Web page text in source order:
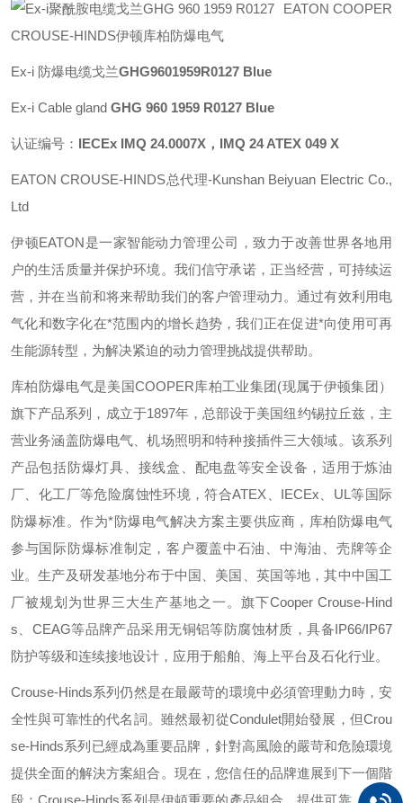
EATON COOPER
CROUSE-HINDS伊顿库柏防爆电气
Ex-i 防爆电缆戈兰GHG9601959R0127 Blue
Ex-i Cable gland GHG 960 1959 R0127 Blue
认证编号： IECEx IMQ 24.0007X，IMQ 24 ATEX 049 X
EATON CROUSE-HINDS总代理-Kunshan Beiyuan Electric Co.,
Ltd
伊顿EATON是一家智能动力管理公司，致力于改善世界各地用
户的生活质量并保护环境。我们信守承诺，正当经营，可持续运
营，并在当前和将来帮助我们的客户管理动力。通过有效利用电
气化和数字化在*范围内的增长趋势，我们正在促进*向使用可再
生能源转型，为解决紧迫的动力管理挑战提供帮助。
库柏防爆电气是美国COOPER库柏工业集团(现属于伊顿集团）
旗下产品系列，成立于1897年，总部设于美国纽约锡拉丘兹，主
营业务涵盖防爆电气、机场照明和特种接插件三大领域。该系列
产品包括防爆灯具、接线盒、配电盘等安全设备，适用于炼油
厂、化工厂等危险腐蚀性环境，符合ATEX IECEx UL 等国际
防爆标准。作为*防爆电气解决方案主要供应商，库柏防爆电气
参与国际防爆标准制定，客户覆盖中石油、中海油、壳牌等企
业。生产及研发基地分布于中国、美国、英国等地，其中中国工
厂被规划为世界三大生产基地之一。旗下Cooper Crouse-Hind
s
CEAG等品牌产品采用无铜铝等防腐蚀材质，具备IP66/IP67
防护等级和连续接地设计，应用于船舶、海上平台及石化行业。
Crouse-Hinds系列仍然是在最嚴苛的環境中必須管理動力時，安
全性與可靠性的代名詞。雖然最初從Condulet開始發展，但Crou
se-Hinds系列已經成為重要品牌，針對高風險的嚴苛和危險環境
提供全面的解決方案組合。現在，您信任的品牌進展到下一個階
段：Crouse-Hinds系列是伊頓重要的產品組合，提供可靠、有效